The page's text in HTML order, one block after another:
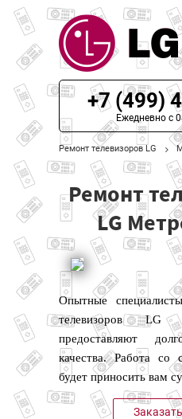
ЦЕНЫ НА РЕМОНТ
О СЕРВИСЕ
МОДЕЛИ LG
НАШИ КОНТАКТЫ
+7 (499)
Ежедневно с
Ремонт телевизоров LG
Ремонт
LG
Опытные
телевизоров
предоставляют
качества. Работа со
будет приносить вам